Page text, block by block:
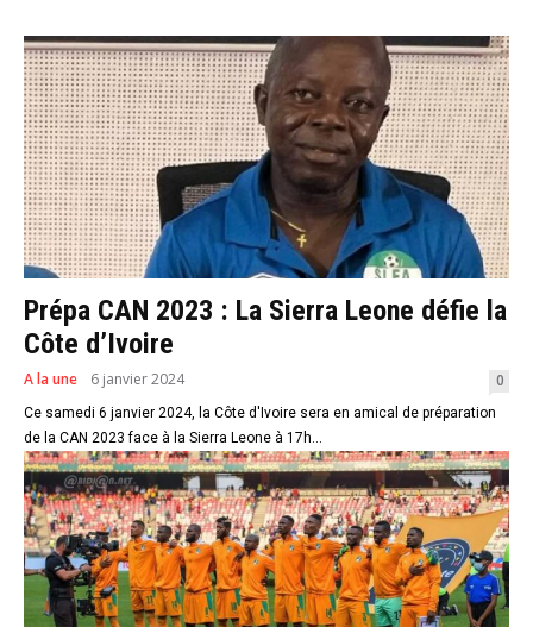
Prépa CAN 2023 : La Sierra Leone défie la
Côte d’Ivoire
A la une 6 janvier 2024 0
Ce samedi 6 janvier 2024, la Côte d'Ivoire sera en amical de préparation
de la CAN 2023 face à la Sierra Leone à 17h...